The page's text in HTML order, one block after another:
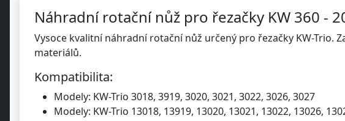
Náhradní rotační nůž pro řezačky KW 360 -
Vysoce kvalitní náhradní rotační nůž určený pro řezačky KW-Trio.
materiálů.
Kompatibilita:
Modely: KW-Trio 3018, 3919, 3020, 3021, 3022, 3026, 3027
Modely: KW-Trio 13018, 13919, 13020, 13021, 13022, 13026,